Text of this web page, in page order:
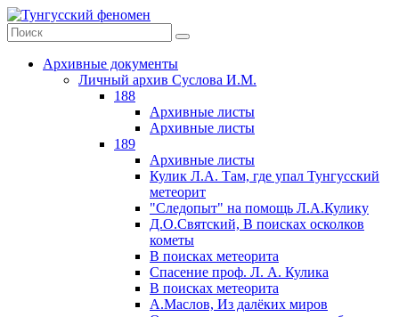
Архивные документы
Личный архив Суслова И.М.
188
Архивные листы
Архивные листы
189
Архивные листы
Кулик Л.А. Там, где упал Тунгусский
метеорит
"Следопыт" на помощь Л.А.Кулику
Д.О.Святский, В поисках осколков
кометы
В поисках метеорита
Спасение проф. Л. А. Кулика
В поисках метеорита
А.Маслов, Из далёких миров